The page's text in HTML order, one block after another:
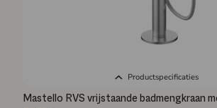
Productspecificaties
Mastello RVS vrijstaande badmengkraan